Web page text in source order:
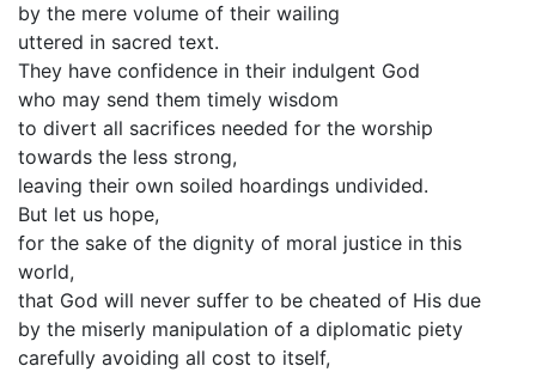
by the mere volume of their wailing
uttered in sacred text.
They have confidence in their indulgent God
who may send them timely wisdom
to divert all sacrifices needed for the worship
towards the less strong,
leaving their own soiled hoardings undivided.
But let us hope,
for the sake of the dignity of moral justice in this
world,
that God will never suffer to be cheated of His due
by the miserly manipulation of a diplomatic piety
carefully avoiding all cost to itself,